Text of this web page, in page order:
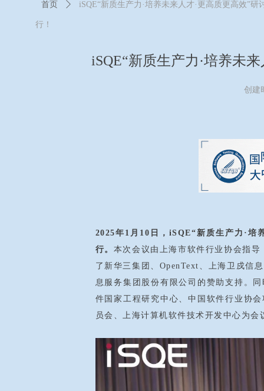
首页 ꄲ iSQE“新质生产力·培养未来人才·更高质更高效”研
行！
iSQE“新质生产力·培养未
创建
2025年1月10日，iSQE“新质生产力·培
行。 本次会议由上海市软件行业协会指
了新华三集团、OpenText、上海卫戍信
息服务集团股份有限公司的赞助支持。
件国家工程研究中心、中国软件行业协
员会、上海计算机软件技术开发中心为